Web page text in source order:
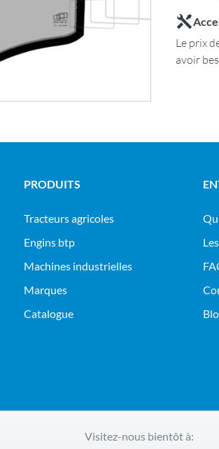
Le prix
avoir
PRODUITS
tracteurs agricoles
engins btp
machines industrielles
Marques
Catalogue
Visitez-nous bientôt à: